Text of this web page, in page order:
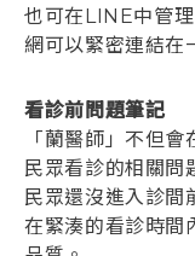
也可在LINE中管
網可以緊密連結在
看診前問題筆記
「蘭醫師」不但
民眾看診的相關問
民眾還沒進入診間
在緊湊的看診時間